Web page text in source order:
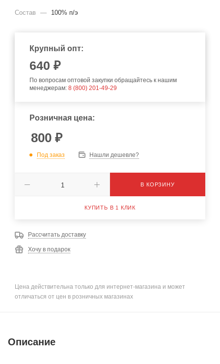
Состав — 100% п/э
Крупный опт:
640 ₽
По вопросам оптовой закупки обращайтесь к нашим
менеджерам: 8 (800) 201-49-29
Розничная цена:
800 ₽
Под заказ Нашли дешевле?
В КОРЗИНУ
КУПИТЬ В 1 КЛИК
Рассчитать доставку
Хочу в подарок
Цена действительна только для интернет-магазина и может
отличаться от цен в розничных магазинах
Описание